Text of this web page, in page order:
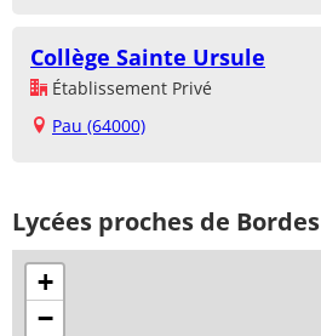
Collège Sainte Ursule
Établissement Privé
Pau (64000)
Lycées proches de Bordes
+
−